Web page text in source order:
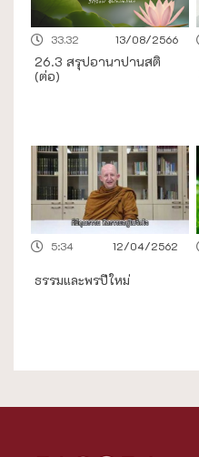
13/08/2566
33.32
26.3 สรุปอานาปานสติ
(ต่อ)
12/04/2562
5:34
ธรรมและพรปีใหม่